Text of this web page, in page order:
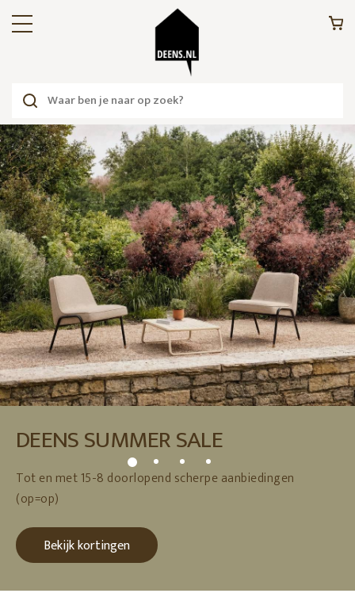
DEENS SUMMER SALE
Tot en met 15-8 doorlopend scherpe aanbiedingen
(op=op)
Bekijk kortingen